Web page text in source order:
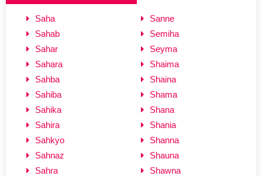
Saha
Sahab
Sahar
Sahara
Sahba
Sahiba
Sahika
Sahira
Sahkyo
Sahnaz
Sahra
Sanne
Semiha
Seyma
Shaima
Shaina
Shama
Shana
Shania
Shanna
Shauna
Shawna